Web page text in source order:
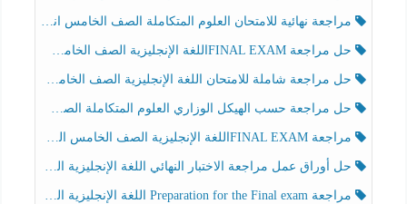
مراجعة نهائية للامتحان العلوم المتكاملة الصف الخامس انسبير الفصل الثالث
حل مراجعة FINAL EXAMاللغة الإنجليزية الصف الخامس الفصل الثالث
حل مراجعة شاملة للامتحان اللغة الإنجليزية الصف الخامس الفصل الثالث
حل مراجعة حسب الهيكل الوزاري العلوم المتكاملة الصف الخامس عام الفصل الثالث
مراجعة FINAL EXAMاللغة الإنجليزية الصف الخامس الفصل الثالث
حل أوراق عمل مراجعة الاختبار النهائي اللغة الإنجليزية الصف الرابع الفصل الثالث
مراجعة Preparation for the Final exam اللغة الإنجليزية الصف الرابع الفصل الثالث